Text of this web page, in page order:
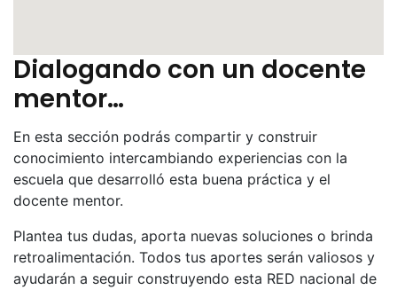
Dialogando con un docente
mentor…
En esta sección podrás compartir y construir
conocimiento intercambiando experiencias con la
escuela que desarrolló esta buena práctica y el
docente mentor.
Plantea tus dudas, aporta nuevas soluciones o brinda
retroalimentación. Todos tus aportes serán valiosos y
ayudarán a seguir construyendo esta RED nacional de